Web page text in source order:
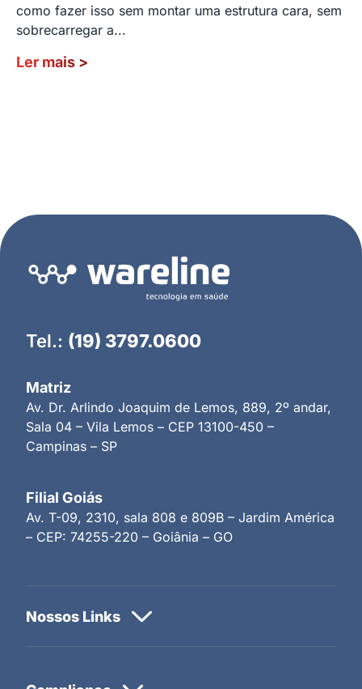
como fazer isso sem montar uma estrutura cara, sem
sobrecarregar a...
Ler mais >
Tel.: (19) 3797.0600
Matriz
Av. Dr. Arlindo Joaquim de Lemos, 889, 2º andar,
Sala 04 – Vila Lemos – CEP 13100-450 –
Campinas – SP
Filial Goiás
Av. T-09, 2310, sala 808 e 809B – Jardim América
– CEP: 74255-220 – Goiânia – GO